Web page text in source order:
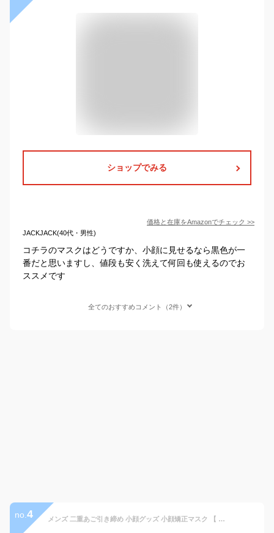
ショップでみる
価格と在庫をAmazonでチェック >>
JACKJACK(40代・男性)
コチラのマスクはどうですか、小顔に見せるなら黒色が一
番だと思いますし、値段も安く洗えて何回も使えるのでお
ススメです
全てのおすすめコメント（2件）
no. 4 メンズ 二重あご引き締め 小顔グッズ 小顔矯正マスク 【 ジェイビー ジェントルシェイプマスク 】小顔コルセット 小顔ベルト 小顔補正